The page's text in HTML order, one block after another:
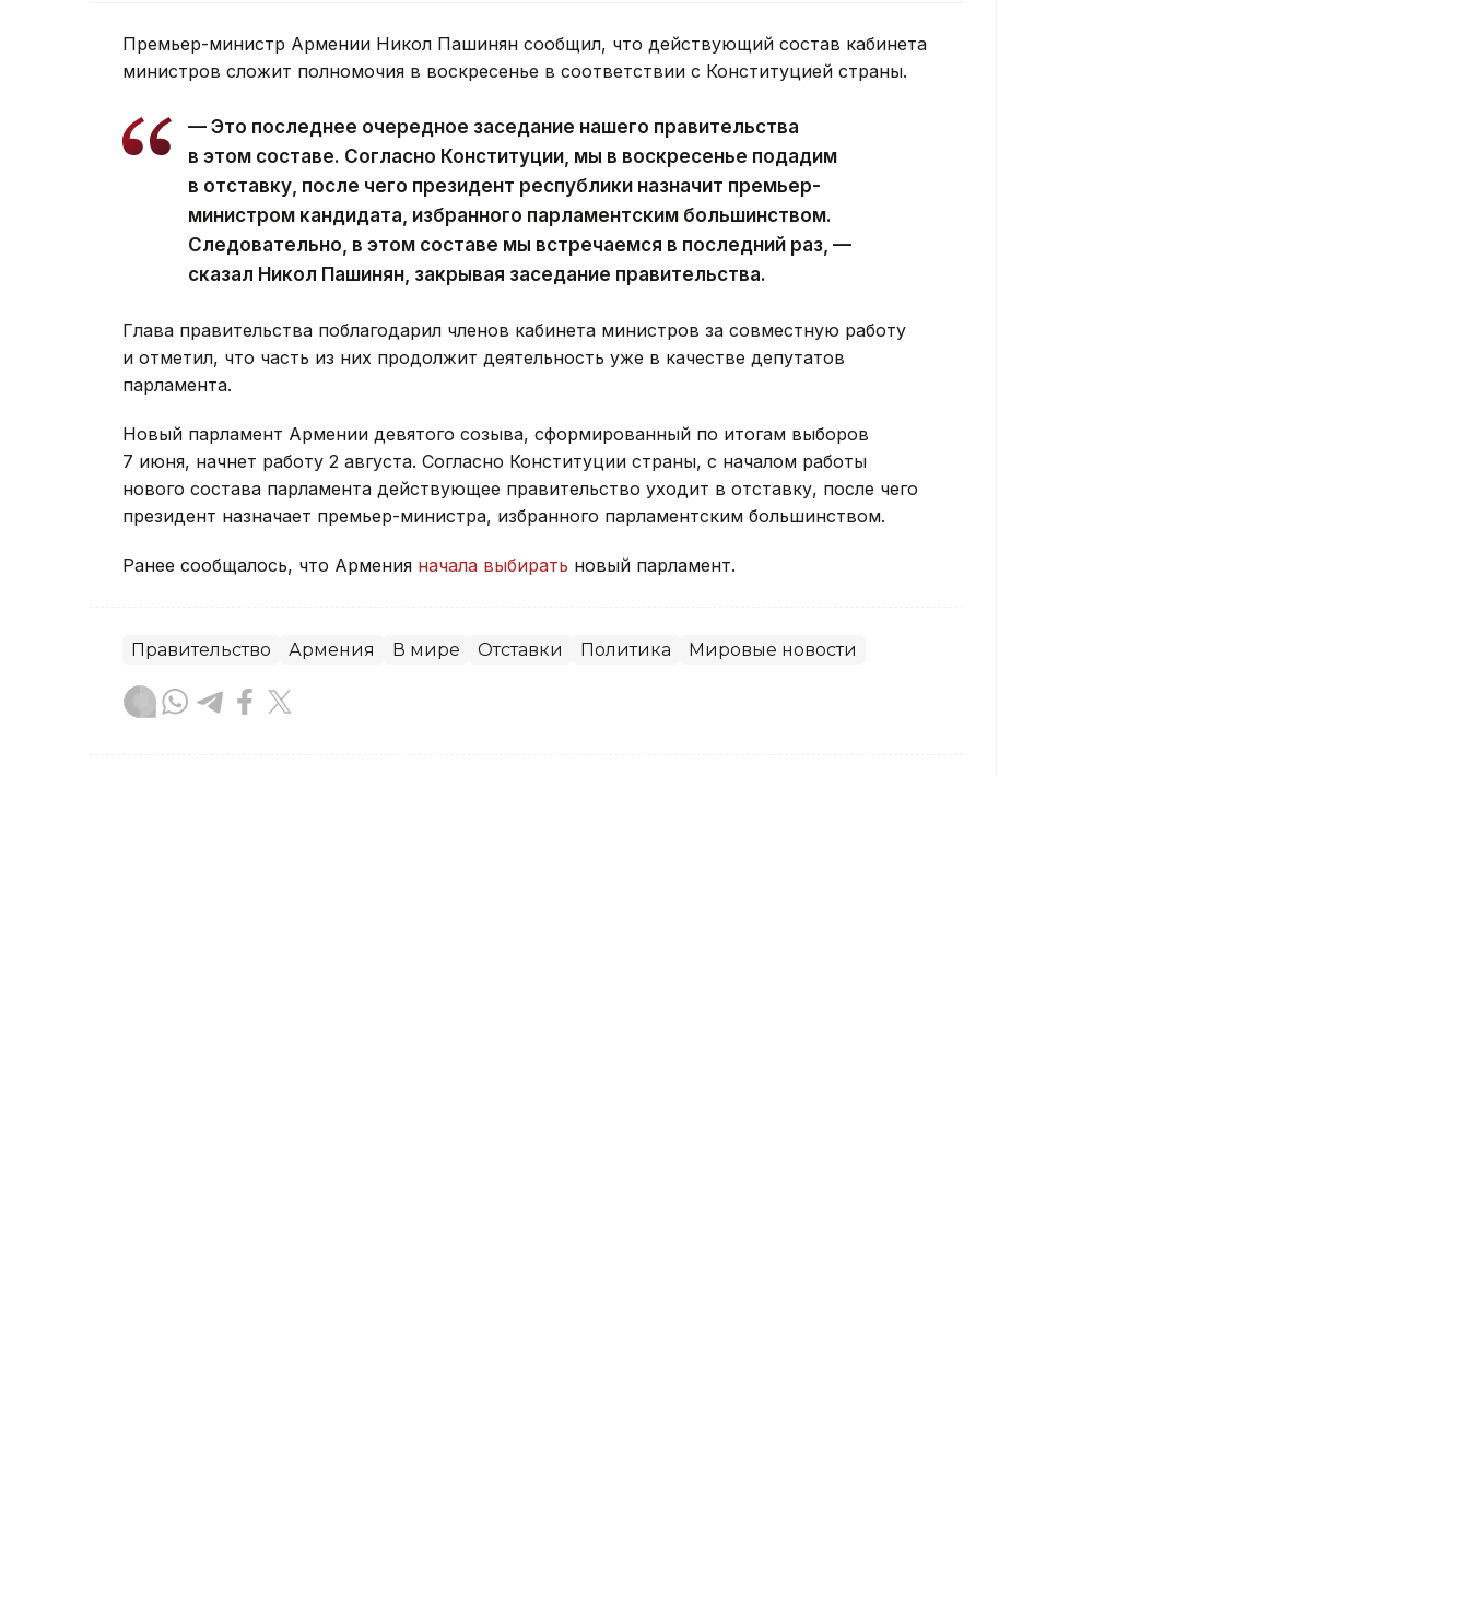
Премьер-министр Армении Никол Пашинян сообщил, что действующий состав кабинета
министров сложит полномочия в воскресенье в соответствии с Конституцией страны.
— Это последнее очередное заседание нашего правительства
в этом составе. Согласно Конституции, мы в воскресенье подадим
в отставку, после чего президент республики назначит премьер-
министром кандидата, избранного парламентским большинством.
Следовательно, в этом составе мы встречаемся в последний раз, —
сказал Никол Пашинян, закрывая заседание правительства.
Глава правительства поблагодарил членов кабинета министров за совместную работу
и отметил, что часть из них продолжит деятельность уже в качестве депутатов
парламента.
Новый парламент Армении девятого созыва, сформированный по итогам выборов
7 июня, начнет работу 2 августа. Согласно Конституции страны, с началом работы
нового состава парламента действующее правительство уходит в отставку, после чего
президент назначает премьер-министра, избранного парламентским большинством.
Ранее сообщалось, что Армения начала выбирать новый парламент.
Правительство Армения В мире Отставки Политика Мировые новости